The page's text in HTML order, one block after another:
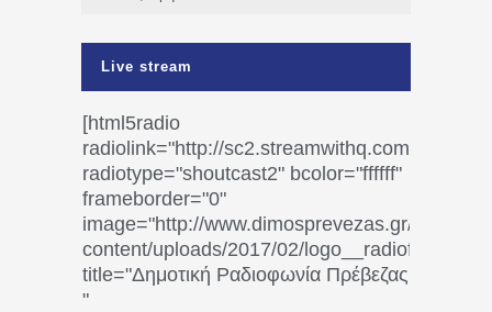
Live stream
[html5radio
radiolink="http://sc2.streamwithq.com:8028/
radiotype="shoutcast2" bcolor="ffffff"
frameborder="0"
image="http://www.dimosprevezas.gr/wp-
content/uploads/2017/02/
title="Δημοτική Ραδιοφωνία Πρέβεζας
"